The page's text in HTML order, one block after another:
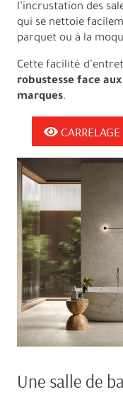
l’incrustation des
qui se nettoie
parquet ou à la
Cette facilité
robustesse face
marques.
Une salle de